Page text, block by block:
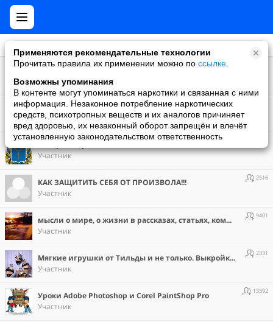
Применяются рекомендательные технологии
Прочитать правила их применении можно по ссылке
Возможны упоминания
В контенте могут упоминаться наркотики и связанная с ними
информация. Незаконное потребление наркотических
средств, психотропных веществ и их аналогов причиняет
вред здоровью, их незаконный оборот запрещён и влечёт
установленную законодательством ответственность
Cookpad рецепты с фото
Участник
БЛЕСТЯШКИ И АНИМАШКИ
Участник
История Саратова
Участник
КАК ЗАЩИТИТЬ СЕБЯ ОТ ПРОИЗВОЛА!!!
Участник
2516
мысли о мире, о жизни в рассказах, статьях, комментариях
Участник
9401
Мягкие игрушки от Тильды и не только. Выкройки и готовые работы
Участник
2331
Уроки Adobe Photoshop и Corel PaintShop Pro
Участник
13392